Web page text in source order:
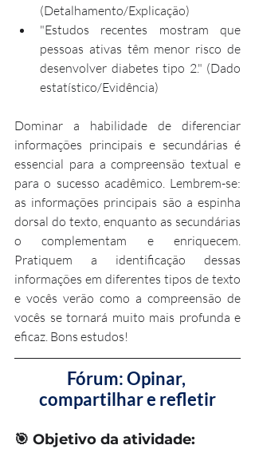
(Detalhamento/Explicação)
"Estudos recentes mostram que
pessoas ativas têm menor risco de
desenvolver diabetes tipo 2." (Dado
estatístico/Evidência)
Dominar a habilidade de diferenciar
informações principais e secundárias é
essencial para a compreensão textual e
para o sucesso acadêmico. Lembrem-se:
as informações principais são a espinha
dorsal do texto, enquanto as secundárias
o complementam e enriquecem.
Pratiquem a identificação dessas
informações em diferentes tipos de texto
e vocês verão como a compreensão de
vocês se tornará muito mais profunda e
eficaz. Bons estudos!
Fórum: Opinar,
compartilhar e refletir
🎯 Objetivo da atividade: